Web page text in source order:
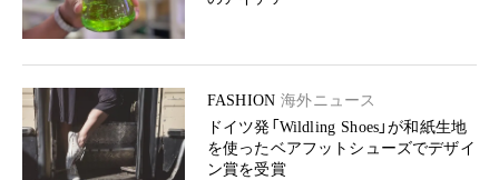
FASHION 海外ニュース
ドイツ発「Wildling Shoes」が和紙生地
を使ったベアフットシューズでデザイ
ン賞を受賞